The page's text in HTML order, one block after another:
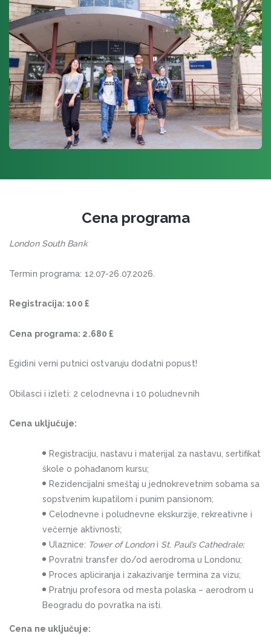
Cena programa
London South Bank
Termin programa: 12.07-26.07.2026.
Registracija: 100 £
Cena programa: 2.680 £
Egidini verni putnici ostvaruju dodatni popust!
Obilasci i izleti: 2 celodnevna i 10 poludnevnih
Cena uključuje:
Registraciju, nastavu i materijal za nastavu, sertifikat
škole o pohađanom kursu;
Rezidencijalni smeštaj u jednokrevetnim sobama sa
sopstvenim kupatilom i punim pansionom;
Celodnevne i poludnevne ekskurzije, rekreativne i
večernje aktivnosti;
Ulaznice: Tower of Londoni St. Paul’s Cathedrale;
Povratni transfer do/od aerodroma u Londonu;
Proces apliciranja i zakazivanje termina za vizu;
Pratnju profesora od mesta polaska – aerodrom u
Beogradu do povratka na isti.
Cena ne uključuje: